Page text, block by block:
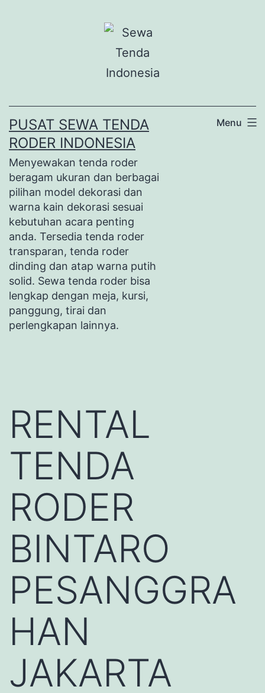
PUSAT SEWA TENDA
RODER INDONESIA
Menyewakan tenda roder
beragam ukuran dan berbagai
pilihan model dekorasi dan
warna kain dekorasi sesuai
kebutuhan acara penting
anda. Tersedia tenda roder
transparan, tenda roder
dinding dan atap warna putih
solid. Sewa tenda roder bisa
lengkap dengan meja, kursi,
panggung, tirai dan
perlengkapan lainnya.
Menu
RENTAL
TENDA
RODER
BINTARO
PESANGGRA
HAN
JAKARTA